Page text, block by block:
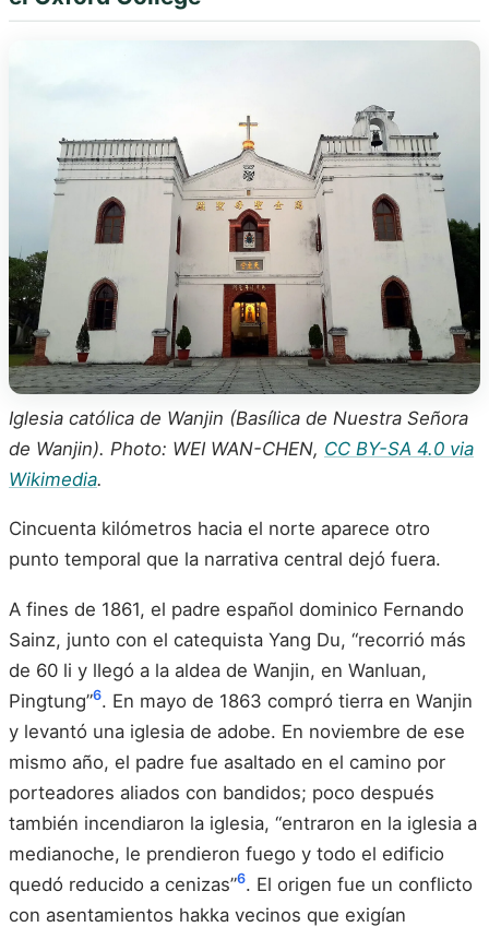
Iglesia católica de Wanjin (Basílica de Nuestra Señora
de Wanjin). Photo: WEI WAN-CHEN, CC BY-SA 4.0 via
Wikimedia.
Cincuenta kilómetros hacia el norte aparece otro
punto temporal que la narrativa central dejó fuera.
A fines de 1861, el padre español dominico Fernando
Sainz, junto con el catequista Yang Du, “recorrió más
de 60 li y llegó a la aldea de Wanjin, en Wanluan,
Pingtung”6. En mayo de 1863 compró tierra en Wanjin
y levantó una iglesia de adobe. En noviembre de ese
mismo año, el padre fue asaltado en el camino por
porteadores aliados con bandidos; poco después
también incendiaron la iglesia, “entraron en la iglesia a
medianoche, le prendieron fuego y todo el edificio
quedó reducido a cenizas”6. El origen fue un conflicto
con asentamientos hakka vecinos que exigían